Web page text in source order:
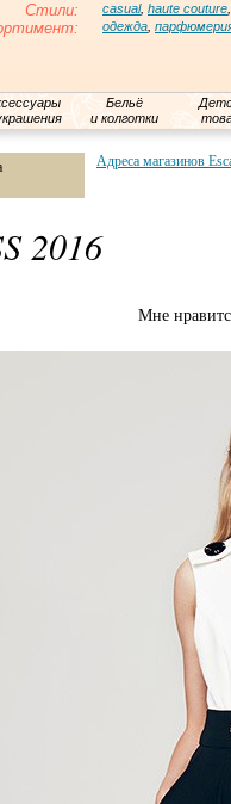
Стили: casual, haute couture
одежда
Бельё
и колготки
Адреса магазинов
2016
Мне